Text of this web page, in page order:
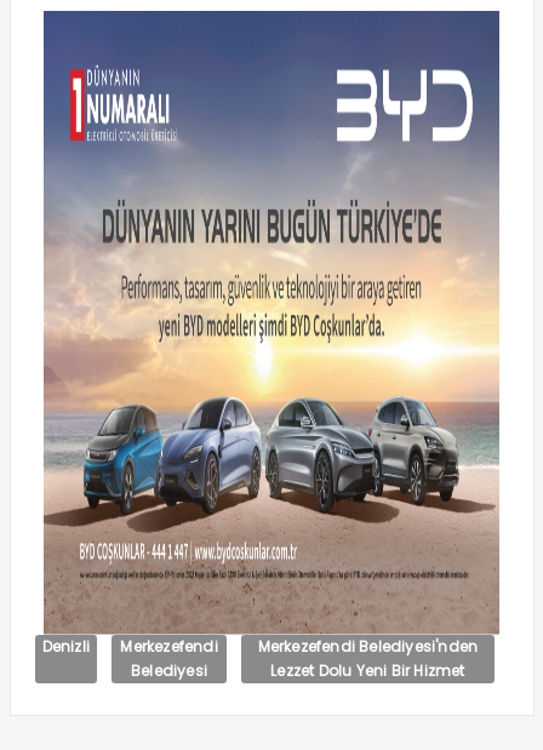
Denizli
Merkezefendi
Belediyesi
Merkezefendi Belediyesi'nden
Lezzet Dolu Yeni Bir Hizmet